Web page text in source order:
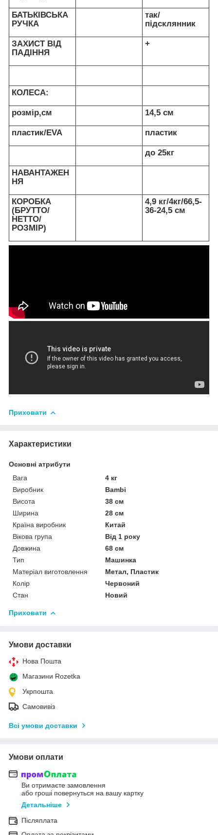
БАТЬКІВСЬКА
РУЧКА
так/
підсклянник
ЗАХИСТ ВІД
ПАДІННЯ
+
КОЛЕСА:
розмір,см 14,5 см
пластик/EVA пластик
до 25кг
НАВАНТАЖЕН
НЯ
КОРОБКА
(БРУТТО/
НЕТТО/
РОЗМІР)
4,9 кг/4кг/66,5-
36-24,5 см
Приховати
Характеристики
Основні атрибути
Вага
4 кг
Виробник
Bambi
Висота
38 см
Ширина
28 см
Країна виробник
Китай
Вікова група
Від 1 року
Довжина
68 см
Тип
Машинка
Матеріал виготовлення
Метал, Пластик
Колір
Червоний
Стан
Новий
Приховати
Умови доставки
Нова Пошта
Магазини Rozetka
Укрпошта
Самовивіз
Всі умови доставки
Умови оплати
Ви отримаєте замовлення
або гроші повернуться на вашу картку
Детальніше
Післяплата